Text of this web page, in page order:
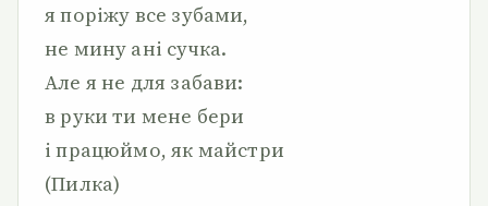
я поріжу все зубами,
не мину ані сучка.
Але я не для забави:
в руки ти мене бери
і працюймо, як майстри
(Пилка)